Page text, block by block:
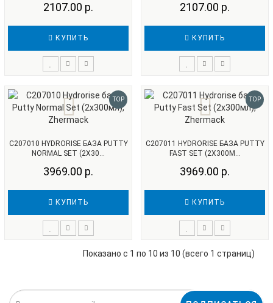
2107.00 р.
КУПИТЬ
2107.00 р.
КУПИТЬ
TOP
С207010 HYDRORISE БАЗА PUTTY
NORMAL SET (2Х30...
3969.00 р.
КУПИТЬ
TOP
С207011 HYDRORISE БАЗА PUTTY
FAST SET (2Х300М...
3969.00 р.
КУПИТЬ
Показано с 1 по 10 из 10 (всего 1 страниц)